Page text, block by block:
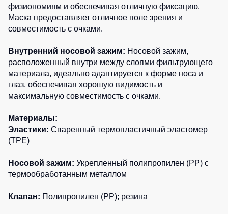
физиономиям и обеспечивая отличную фиксацию.
Маска предоставляет отличное поле зрения и
совместимость с очками.
Внутренний носовой зажим: Носовой зажим,
расположенный внутри между слоями фильтрующего
материала, идеально адаптируется к форме носа и
глаз, обеспечивая хорошую видимость и
максимальную совместимость с очками.
Материалы:
Эластики: Сваренный термопластичный эластомер
(TPE)
Носовой зажим: Укрепленный полипропилен (PP) с
термообработанным металлом
Клапан: Полипропилен (PP); резина